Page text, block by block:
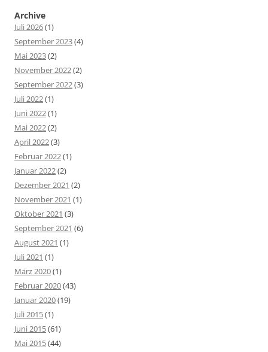
Archive
Juli 2026(1)
September 2023(4)
Mai 2023(2)
November 2022(2)
September 2022(3)
Juli 2022(1)
Juni 2022(1)
Mai 2022(2)
April 2022(3)
Februar 2022(1)
Januar 2022(2)
Dezember 2021 (2)
November 2021 (1)
Oktober 2021 (3)
September 2021 (6)
August 2021 (1)
Juli 2021 (1)
März 2020(1)
Februar 2020(43)
Januar 2020(19)
Juli 2015(1)
Juni 2015(61)
Mai 2015(44)